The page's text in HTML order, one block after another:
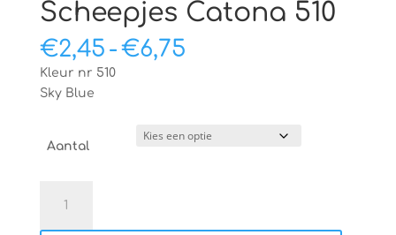
Scheepjes Catona 510
€2,45 -€6,75Prijsklasse:
Kleur nr 510
Sky Blue
Aantal
Catona
510